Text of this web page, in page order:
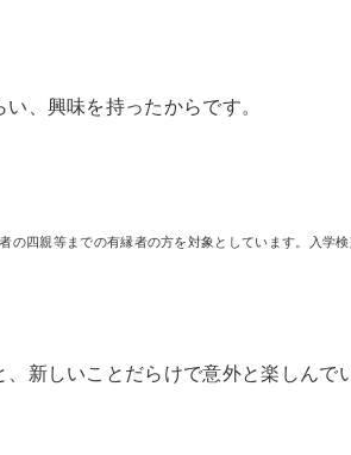
、興味を持ったからです。
四親等までの有縁者の方を対象としています。入学検
新しいことだらけで意外と楽しんで